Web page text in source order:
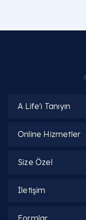
Ankarada
A Life'ı Tanıyın
Online Hizmetler
Size Özel
İletişim